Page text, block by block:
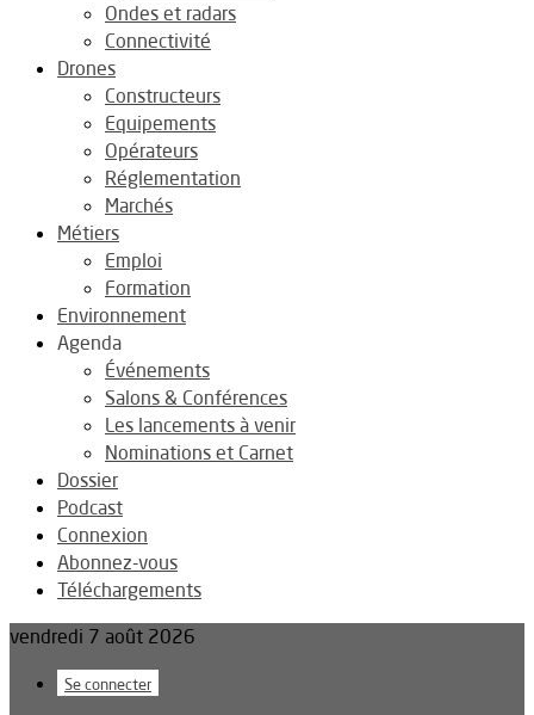
Ondes et radars
Connectivité
Drones
Constructeurs
Equipements
Opérateurs
Réglementation
Marchés
Métiers
Emploi
Formation
Environnement
Agenda
Événements
Salons & Conférences
Les lancements à venir
Nominations et Carnet
Dossier
Podcast
Connexion
Abonnez-vous
Téléchargements
vendredi 7 août 2026
Se connecter